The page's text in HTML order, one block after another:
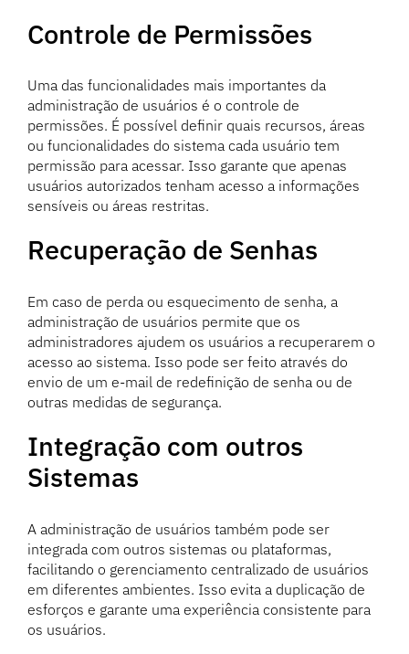
Controle de Permissões
Uma das funcionalidades mais importantes da
administração de usuários é o controle de
permissões. É possível definir quais recursos, áreas
ou funcionalidades do sistema cada usuário tem
permissão para acessar. Isso garante que apenas
usuários autorizados tenham acesso a informações
sensíveis ou áreas restritas.
Recuperação de Senhas
Em caso de perda ou esquecimento de senha, a
administração de usuários permite que os
administradores ajudem os usuários a recuperarem o
acesso ao sistema. Isso pode ser feito através do
envio de um e-mail de redefinição de senha ou de
outras medidas de segurança.
Integração com outros
Sistemas
A administração de usuários também pode ser
integrada com outros sistemas ou plataformas,
facilitando o gerenciamento centralizado de usuários
em diferentes ambientes. Isso evita a duplicação de
esforços e garante uma experiência consistente para
os usuários.